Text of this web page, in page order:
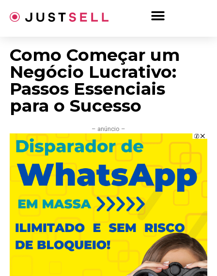
para
Como Começar um
Negócio Lucrativo:
Passos Essenciais
para o Sucesso
– anúncio –